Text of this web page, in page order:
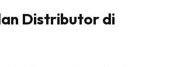
Distributor di